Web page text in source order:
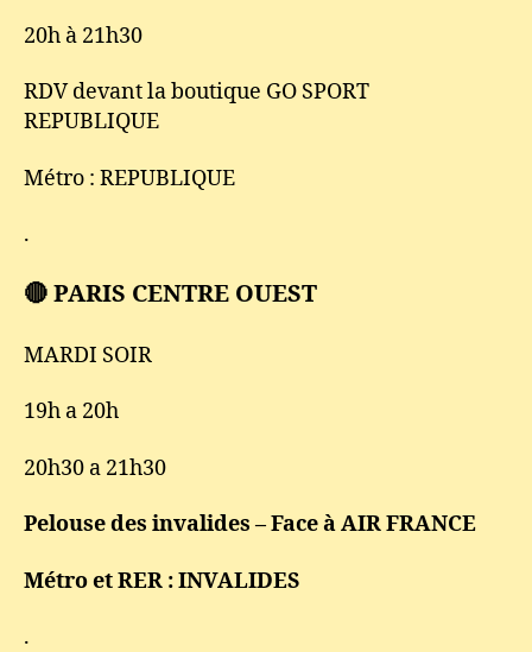
20h à 21h30
RDV devant la boutique GO SPORT
REPUBLIQUE
Métro : REPUBLIQUE
.
🔴 PARIS CENTRE OUEST
MARDI SOIR
19h a 20h
20h30 a 21h30
Pelouse des invalides – Face à AIR FRANCE
Métro et RER : INVALIDES
.